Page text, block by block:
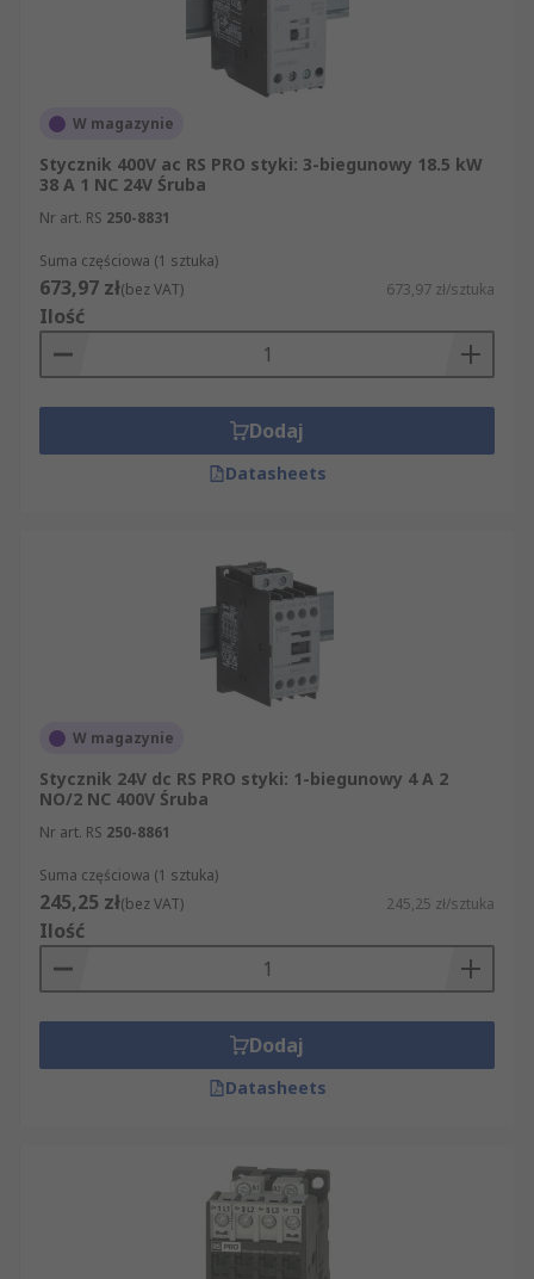
W magazynie
Stycznik 400V ac RS PRO styki: 3-biegunowy 18.5 kW
38 A 1 NC 24V Śruba
Nr art. RS 250-8831
Suma częściowa (1 sztuka)
673,97 zł(bez VAT) 673,97 zł/sztuka
Ilość
Dodaj
Datasheets
W magazynie
Stycznik 24V dc RS PRO styki: 1-biegunowy 4 A 2
NO/2 NC 400V Śruba
Nr art. RS 250-8861
Suma częściowa (1 sztuka)
245,25 zł(bez VAT) 245,25 zł/sztuka
Ilość
Dodaj
Datasheets